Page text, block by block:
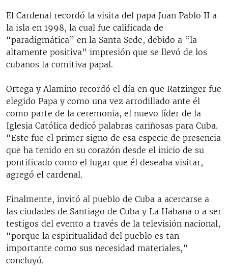
El Cardenal recordó la visita del papa Juan Pablo II a
la isla en 1998, la cual fue calificada de
“paradigmática” en la Santa Sede, debido a “la
altamente positiva” impresión que se llevó de los
cubanos la comitiva papal.
Ortega y Alamino recordó el día en que Ratzinger fue
elegido Papa y como una vez arrodillado ante él
como parte de la ceremonia, el nuevo líder de la
Iglesia Católica dedicó palabras cariñosas para Cuba.
“Este fue el primer signo de esa especie de presencia
que ha tenido en su corazón desde el inicio de su
pontificado como el lugar que él deseaba visitar,
agregó el cardenal.
Finalmente, invitó al pueblo de Cuba a acercarse a
las ciudades de Santiago de Cuba y La Habana o a ser
testigos del evento a través de la televisión nacional,
“porque la espiritualidad del pueblo es tan
importante como sus necesidad materiales,”
concluyó.